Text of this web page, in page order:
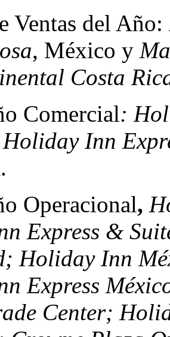
Ventas del Año:
, México y
Costa
Comercial:
Holiday Inn
Operacional,
Express &
Holiday Inn
Express
Center;